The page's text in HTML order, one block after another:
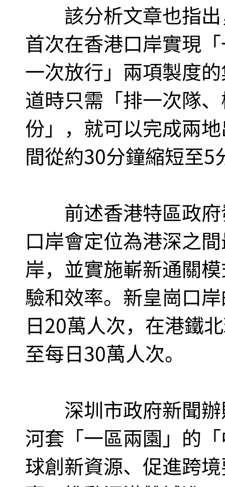
該分析文章也指出
首次在香港口岸實現
一次放行」兩項製度
道時只需「排一次隊
份」，就可以完成兩
間從約30分鐘縮短至5
前述香港特區政府
口岸會定位為港深之
岸，並實施嶄新通關
驗和效率。新皇崗口
日20萬人次，在港鐵
至每日30萬人次。
深圳市政府新聞辦
河套「一區兩園」的
球創新資源、促進跨